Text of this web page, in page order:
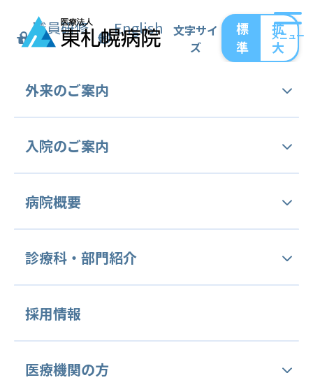
職員研修 English
文字サイ
ズ
標
準
拡
大
外来のご案内
外来受診手続き
外来担当表
病をよく識(し)る外来 (病理相談外来)
人間ドック
入院のご案内
入院のご案内
面会のご案内
病院概要
ご挨拶
交通アクセス
理念と基本方針
診療科・ 部門紹介
診療科等のご案内
内科 腫瘍内科
中央管理部門
採用情報
医療機関の方
メニュー
トップ
インフルエンザワクチン予約終了について
インフルエンザワクチン予約終了
について
今年度のインフルエンザワクチン予約は終了い
たしました。